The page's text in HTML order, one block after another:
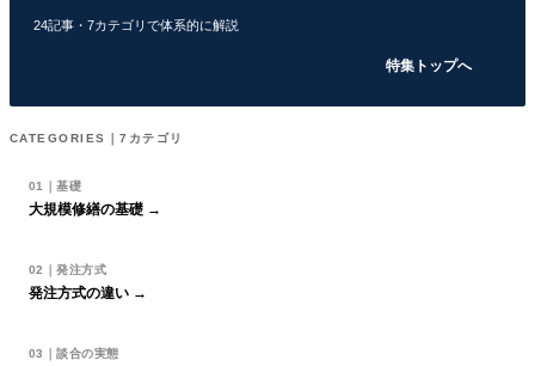
24記事・7カテゴリで体系的に解説
特集トップへ
CATEGORIES｜7カテゴリ
01｜基礎
大規模修繕の基礎 →
02｜発注方式
発注方式の違い →
03｜談合の実態